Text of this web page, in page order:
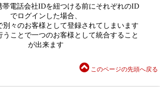
電話会社IDを紐つける前にそれぞれのID
でログインした場合、
別々のお客様として登録されてしまいます
うことで一つのお客様として統合すること
が出来ます
このページの先頭へ戻る